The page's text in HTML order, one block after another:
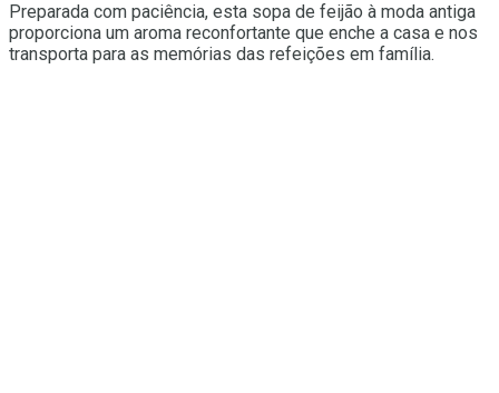
Preparada com paciência, esta sopa de feijão à moda antiga
proporciona um aroma reconfortante que enche a casa e nos
transporta para as memórias das refeições em família.